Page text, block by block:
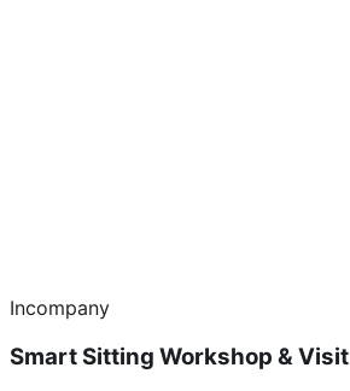
Incompany
Smart Sitting Workshop & Visit